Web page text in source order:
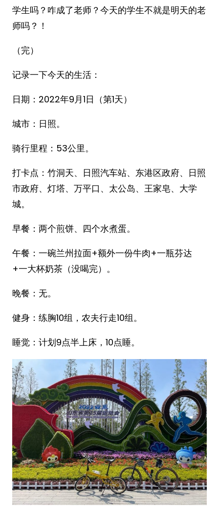
学生吗？咋成了老师？今天的学生不就是明天的老
师吗？！
（完）
记录一下今天的生活：
日期：2022年9月1日（第1天）
城市：日照。
骑行里程：53公里。
打卡点：竹洞天、日照汽车站、东港区政府、日照
市政府、灯塔、万平口、太公岛、王家皂、大学
城。
早餐：两个煎饼、四个水煮蛋。
午餐：一碗兰州拉面+额外一份牛肉+一瓶芬达
+一大杯奶茶（没喝完）。
晚餐：无。
健身：练胸10组，农夫行走10组。
睡觉：计划9点半上床，10点睡。